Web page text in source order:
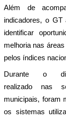
Além de
indicadores, o GT
identificar
melhoria nas
pelos índices
Durante o
realizado nas
municipais, foram
os sistemas